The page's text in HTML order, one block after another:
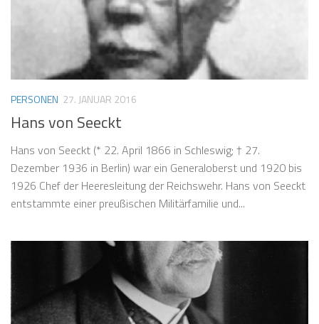
PERSONEN 27. JANUAR 2016
Hans von Seeckt
Hans von Seeckt (* 22. April 1866 in Schleswig; † 27.
Dezember 1936 in Berlin) war ein Generaloberst und 1920 bis
1926 Chef der Heeresleitung der Reichswehr. Hans von Seeckt
entstammte einer preußischen Militärfamilie und...